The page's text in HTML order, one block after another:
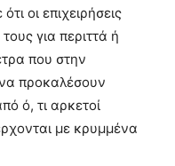
οι επιχειρήσεις
για περιττά ή
που στην
προκαλέσουν
ό, τι αρκετοί
με κρυμμένα